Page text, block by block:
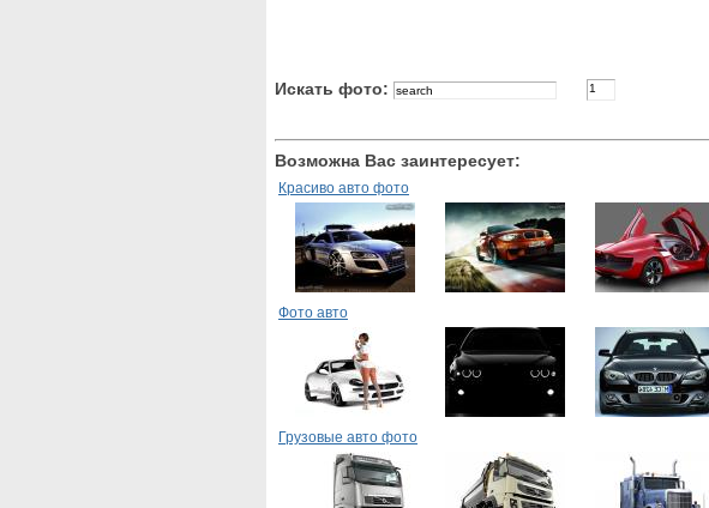
Искать фото:
Возможна Вас заинтересует:
Красиво авто фото
Фото авто
Грузовые авто фото